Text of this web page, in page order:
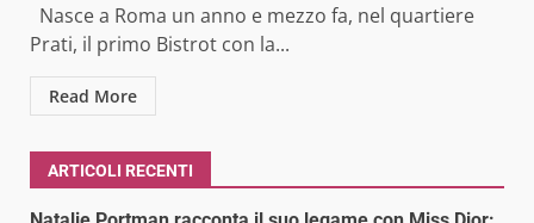
Nasce a Roma un anno e mezzo fa, nel quartiere
Prati, il primo Bistrot con la...
Read More
ARTICOLI RECENTI